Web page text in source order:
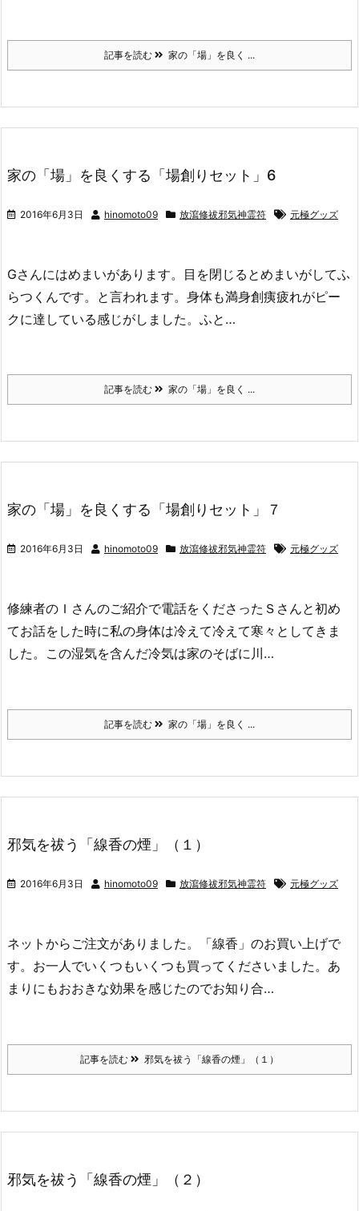
記事を読む 家の「場」を良く ...
家の「場」を良くする「場創りセット」6
2016年6月3日 hinomoto09 放瀉修祓邪気神霊符 元極グッズ
Gさんにはめまいがあります。目を閉じるとめまいがしてふ
らつくんです。と言われます。身体も満身創痍疲れがピー
クに達している感じがしました。ふと…
記事を読む 家の「場」を良く ...
家の「場」を良くする「場創りセット」７
2016年6月3日 hinomoto09 放瀉修祓邪気神霊符 元極グッズ
修練者のＩさんのご紹介で電話をくださったＳさんと初め
てお話をした時に私の身体は冷えて冷えて寒々としてきま
した。この湿気を含んだ冷気は家のそばに川…
記事を読む 家の「場」を良く ...
邪気を祓う「線香の煙」（１）
2016年6月3日 hinomoto09 放瀉修祓邪気神霊符 元極グッズ
ネットからご注文がありました。「線香」のお買い上げで
す。お一人でいくつもいくつも買ってくださいました。あ
まりにもおおきな効果を感じたのでお知り合…
記事を読む 邪気を祓う「線香の煙」（１）
邪気を祓う「線香の煙」（２）